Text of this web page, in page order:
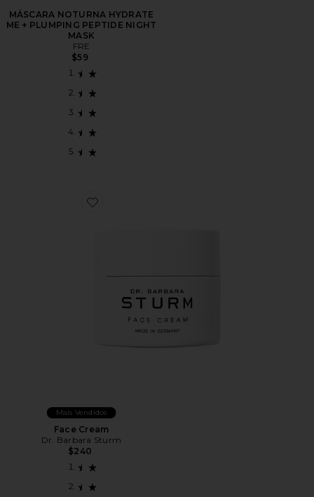
MÁSCARA NOTURNA HYDRATE
ME + PLUMPING PEPTIDE NIGHT
MASK
FRE
$59
Favorite Face Cream
Mais Vendidos
Face Cream
Dr. Barbara Sturm
$240